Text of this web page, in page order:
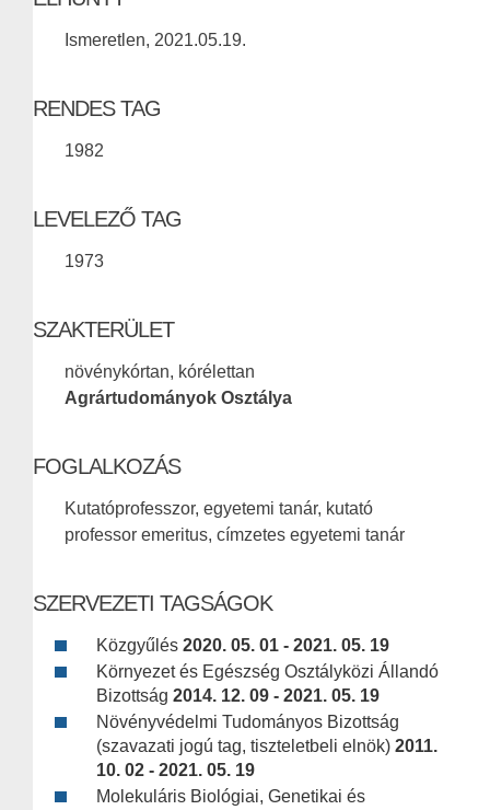
Ismeretlen, 2021.05.19.
RENDES TAG
1982
LEVELEZŐ TAG
1973
SZAKTERÜLET
növénykórtan, kórélettan
Agrártudományok Osztálya
FOGLALKOZÁS
Kutatóprofesszor, egyetemi tanár, kutató
professor emeritus, címzetes egyetemi tanár
SZERVEZETI TAGSÁGOK
Közgyűlés 2020. 05. 01 - 2021. 05. 19
Környezet és Egészség Osztályközi Állandó
Bizottság 2014. 12. 09 - 2021. 05. 19
Növényvédelmi Tudományos Bizottság
(szavazati jogú tag, tiszteletbeli elnök) 2011.
10. 02 - 2021. 05. 19
Molekuláris Biológiai, Genetikai és